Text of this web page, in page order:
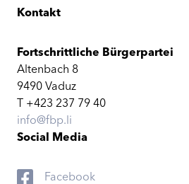
Kontakt
Fortschrittliche Bürgerpartei
Altenbach 8
9490 Vaduz
T +423 237 79 40
info@fbp.li
Social Media
Facebook